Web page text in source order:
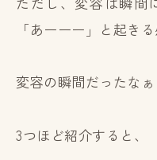
「あーーー」と起きる
変容の瞬間だったな
3つほど紹介すると、